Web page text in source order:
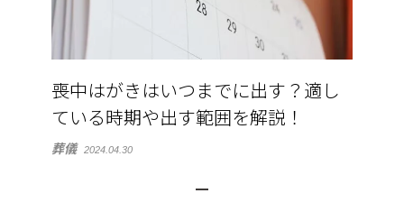
喪中はがきはいつまでに出す？適し
ている時期や出す範囲を解説！
葬儀 2024.04.30